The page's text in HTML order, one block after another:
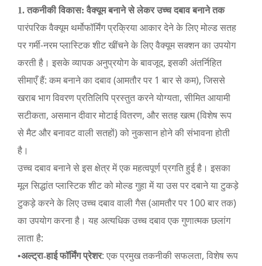
1. तकनीकी विकास: वैक्यूम बनाने से लेकर उच्च दबाव बनाने तक
पारंपरिक वैक्यूम थर्मोफॉर्मिंग प्रक्रिया आकार देने के लिए मोल्ड सतह
पर गर्मी-नरम प्लास्टिक शीट खींचने के लिए वैक्यूम सक्शन का उपयोग
करती है। इसके व्यापक अनुप्रयोग के बावजूद, इसकी अंतर्निहित
सीमाएँ हैं: कम बनाने का दबाव (आमतौर पर 1 बार से कम), जिससे
खराब भाग विवरण प्रतिलिपि प्रस्तुत करने योग्यता, सीमित आयामी
सटीकता, असमान दीवार मोटाई वितरण, और सतह खत्म (विशेष रूप
से मैट और बनावट वाली सतहों) को नुकसान होने की संभावना होती
है।
उच्च दबाव बनाने से इस क्षेत्र में एक महत्वपूर्ण प्रगति हुई है। इसका
मूल सिद्धांत प्लास्टिक शीट को मोल्ड गुहा में या उस पर दबाने या टुकड़े
टुकड़े करने के लिए उच्च दबाव वाली गैस (आमतौर पर 100 बार तक)
का उपयोग करना है। यह अत्यधिक उच्च दबाव एक गुणात्मक छलांग
लाता है:
•अल्ट्रा-हाई फॉर्मिंग प्रेशर: एक प्रमुख तकनीकी सफलता, विशेष रूप